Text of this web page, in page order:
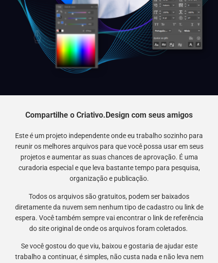
Compartilhe o Criativo.Design com seus amigos
Este é um projeto independente onde eu trabalho sozinho para
reunir os melhores arquivos para que você possa usar em seus
projetos e aumentar as suas chances de aprovação. É uma
curadoria especial e que leva bastante tempo para pesquisa,
organização e publicação.
Todos os arquivos são gratuitos, podem ser baixados
diretamente da nuvem sem nenhum tipo de cadastro ou link de
espera. Você também sempre vai encontrar o link de referência
do site original de onde os arquivos foram coletados.
Se você gostou do que viu, baixou e gostaria de ajudar este
trabalho a continuar, é simples, não custa nada e não leva nem